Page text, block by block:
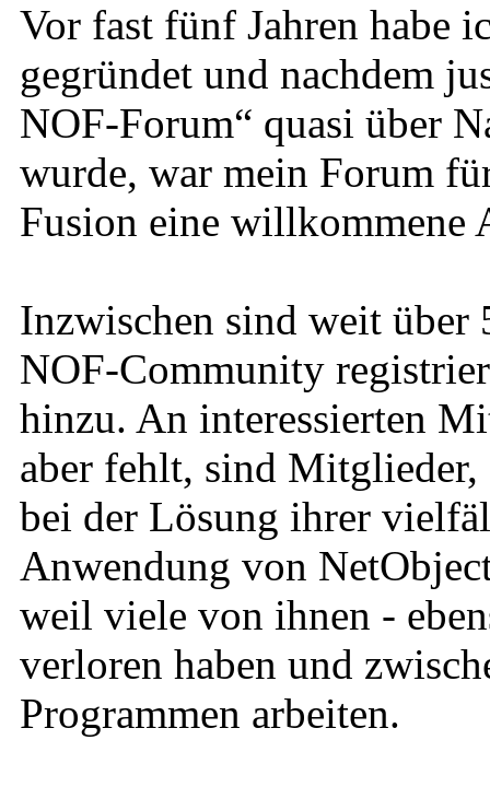
Vor fast fünf Jahren habe
gegründet und nachdem
NOF-Forum“ quasi über
wurde, war mein Forum
Fusion eine willkommene
Inzwischen sind weit über
NOF-Community
hinzu. An interessierten
aber fehlt, sind Mitglieder,
bei der Lösung ihrer
Anwendung von
weil viele von ihnen -
verloren haben und
Programmen arbeiten.